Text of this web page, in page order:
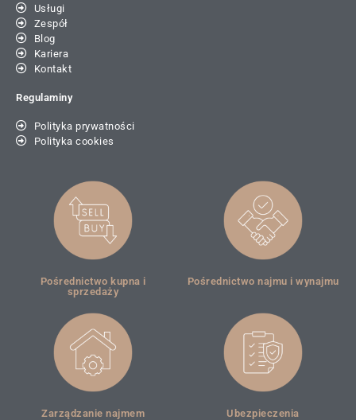
Usługi
Zespół
Blog
Kariera
Kontakt
Regulaminy
Polityka prywatności
Polityka cookies
Pośrednictwo kupna i
sprzedaży
Pośrednictwo najmu i wynajmu
Zarządzanie najmem Ubezpieczenia